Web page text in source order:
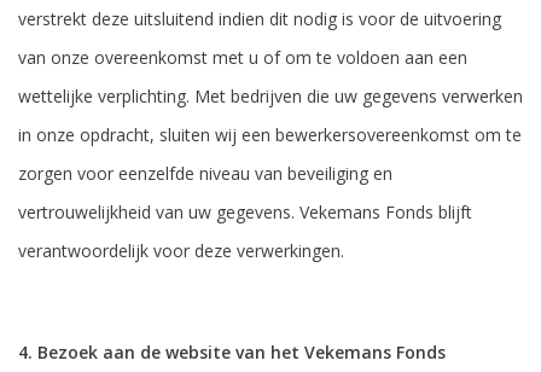
verstrekt deze uitsluitend indien dit nodig is voor de uitvoering
van onze overeenkomst met u of om te voldoen aan een
wettelijke verplichting. Met bedrijven die uw gegevens verwerken
in onze opdracht, sluiten wij een bewerkersovereenkomst om te
zorgen voor eenzelfde niveau van beveiliging en
vertrouwelijkheid van uw gegevens. Vekemans Fonds blijft
verantwoordelijk voor deze verwerkingen.
4. Bezoek aan de website van het Vekemans Fonds